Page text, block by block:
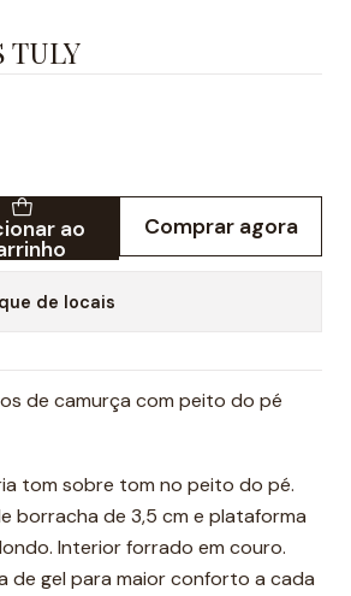
TULY
ao Comprar agora
de locais
de camurça com peito do pé
tom sobre tom no peito do pé.
borracha de 3,5 cm e plataforma
Interior forrado em couro.
de gel para maior conforto a cada